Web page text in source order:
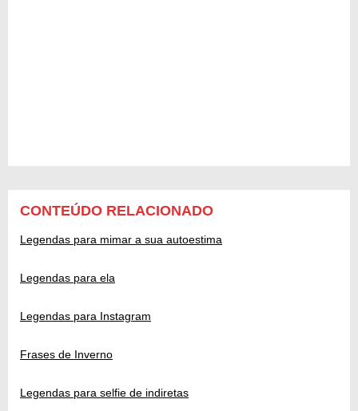
CONTEÚDO RELACIONADO
Legendas para mimar a sua autoestima
Legendas para ela
Legendas para Instagram
Frases de Inverno
Legendas para selfie de indiretas